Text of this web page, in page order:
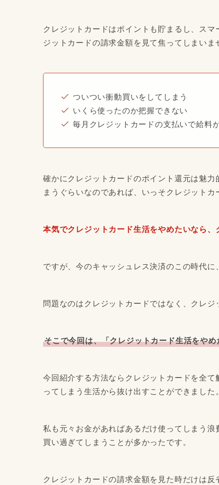
クレジットカードはポイントも貯まるし、ス
ジットカードの請求金額を見て焦ってしまいま
ついつい衝動買いをしてしまう
いくら使ったのか把握できない
毎月クレジットカードの支払いで給料
確かにクレジットカードのポイント還元は魅
まうぐらいなのであれば、いっそクレジット
本気でクレジットカード生活をやめたいなら
ですが、今のキャッシュレス決済のこの時代
問題なのはクレジットカードではなく、クレ
そこで今回は、「クレジットカード生活をや
今回紹介する方法ならクレジットカードを全
ってしまう生活から抜け出すことができました
私も元々お金があればあるだけ使ってしまう
買い過ぎてしまうことが多かったです。
クレジットカードの請求金額を見た時だけは